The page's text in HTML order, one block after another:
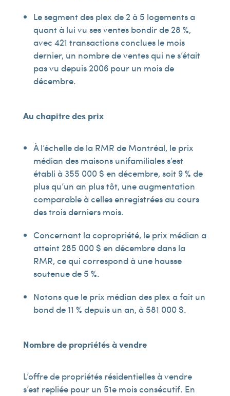
Le segment des plex de 2 à 5 logements a
quant à lui vu ses ventes bondir de 28 %,
avec 421 transactions conclues le mois
dernier, un nombre de ventes qui ne s’était
pas vu depuis 2006 pour un mois de
décembre.
Au chapitre des prix
À l’échelle de la RMR de Montréal, le prix
médian des maisons unifamiliales s’est
établi à 355 000 $ en décembre, soit 9 % de
plus qu’un an plus tôt, une augmentation
comparable à celles enregistrées au cours
des trois derniers mois.
Concernant la copropriété, le prix médian a
atteint 285 000 $ en décembre dans la
RMR, ce qui correspond à une hausse
soutenue de 5 %.
Notons que le prix médian des plex a fait un
bond de 11 % depuis un an, à 581 000 $.
Nombre de propriétés à vendre
L’offre de propriétés résidentielles à vendre
s’est repliée pour un 51e mois consécutif. En